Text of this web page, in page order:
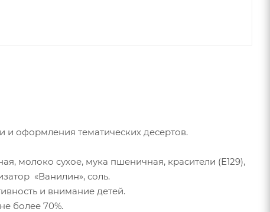
оформления тематических десертов.
молоко сухое, мука пшеничная, красители (Е129),
«Ванилин», соль.
и внимание детей.
более 70%.